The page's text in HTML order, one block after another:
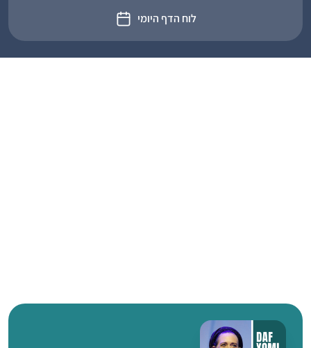
לוח הדף היומי